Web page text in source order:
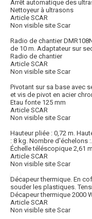
Arrêt automatique des
Nettoyeur à ultrasons
Article SCAR
Non visible site Scar
Radio de chantier
de 10 m. Adaptateur sur
Radio de chantier
Article SCAR
Non visible site Scar
Pivotant sur sa base avec
et vis de pivot en acier
Etau fonte 125 mm
Article SCAR
Non visible site Scar
Hauteur pliée : 0,72 m.
: 8 kg. Nombre d'échelons
Échelle téléscopique 2,61 m
Article SCAR
Non visible site Scar
Décapeur thermique. En
souder les plastiques.
Décapeur thermique 2000
Article SCAR
Non visible site Scar